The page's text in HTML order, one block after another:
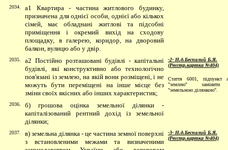
2034.
а1 Квартира - частина житлового будинку,
призначена для однієї особи, однієї або кількох
сімей, має обладнані житлові та підсобні
приміщення і окремий вихід на сходову
площадку, в галерею, коридор, на дворовий
балкон, вулицю або у двір.
2035.
а2 Постійно розташовані будівлі - капітальні
будівлі, які конструктивно або технологічно
пов'язані із землею, на якій вони розміщені, і не
можуть бути переміщені на інше місце без
зміни своїх якісних або інших характеристик;
-2- Н.д.Беспалий Б.Я.
(Реєстр.картка №404)
Стаття 6001, підпункт
"землею" замінити
"земельною ділянкою".
2036.
б) грошова оцінка земельної ділянки -
капіталізований рентний дохід із земельної
ділянки;
2037.
в) земельна ділянка - це частина земної поверхні
з встановленими межами та визначеними
-3- Н.д.Беспалий Б.Я.
(Реєстр.картка №404)